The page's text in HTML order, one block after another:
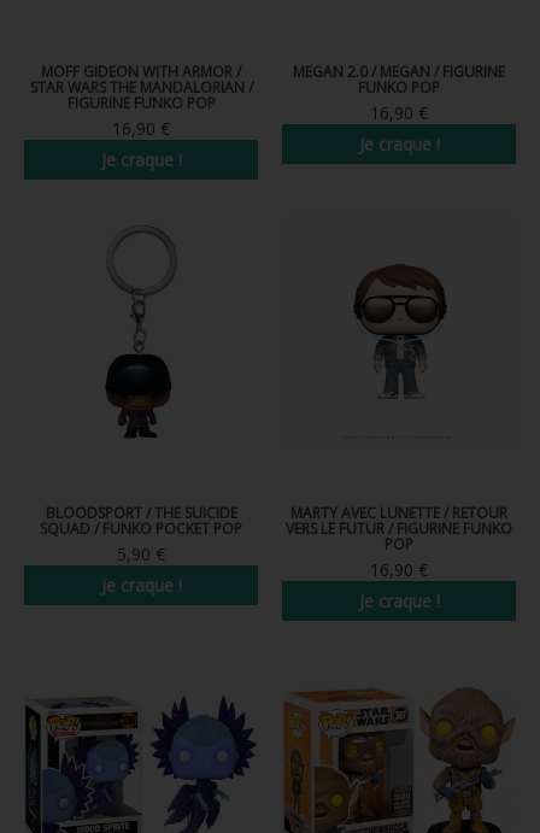
MOFF GIDEON WITH ARMOR /
STAR WARS THE MANDALORIAN /
FIGURINE FUNKO POP
16,90 €
Je craque !
MEGAN 2.0 / MEGAN / FIGURINE
FUNKO POP
16,90 €
Je craque !
BLOODSPORT / THE SUICIDE
SQUAD / FUNKO POCKET POP
5,90 €
Je craque !
MARTY AVEC LUNETTE / RETOUR
VERS LE FUTUR / FIGURINE FUNKO
POP
16,90 €
Je craque !